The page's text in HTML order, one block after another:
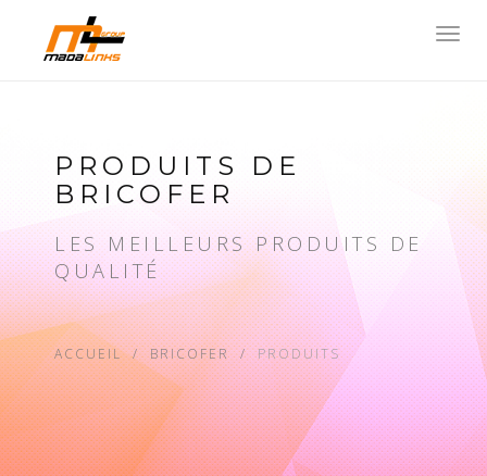
PRODUITS DE
BRICOFER
LES MEILLEURS PRODUITS DE
QUALITÉ
ACCUEIL BRICOFER PRODUITS